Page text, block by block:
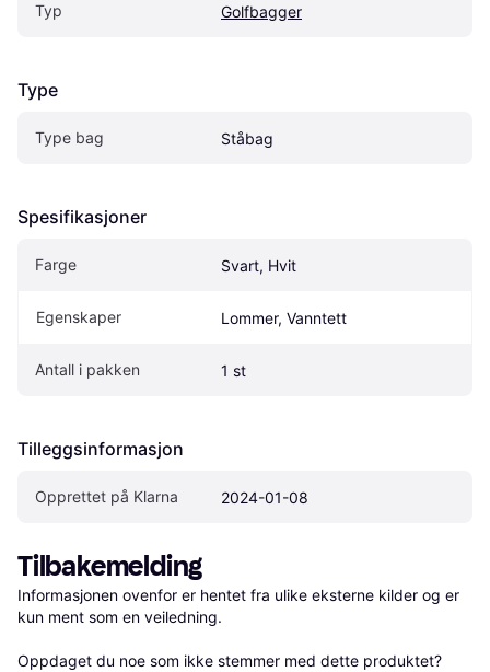
Typ Golfbagger
Type
Type bag Ståbag
Spesifikasjoner
Farge Svart, Hvit
Egenskaper Lommer, Vanntett
Antall i pakken 1 st
Tilleggsinformasjon
Opprettet på Klarna 2024-01-08
Tilbakemelding
Informasjonen ovenfor er hentet fra ulike eksterne kilder og er
kun ment som en veiledning.
Oppdaget du noe som ikke stemmer med dette produktet?